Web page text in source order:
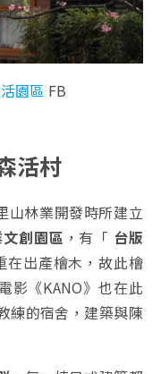
園區 FB
活村
山林業開發時所建立
創園區 ，有「 台版
在出產檜木，故此檜
影《KANO》也在此
練的宿舍，建築與陳